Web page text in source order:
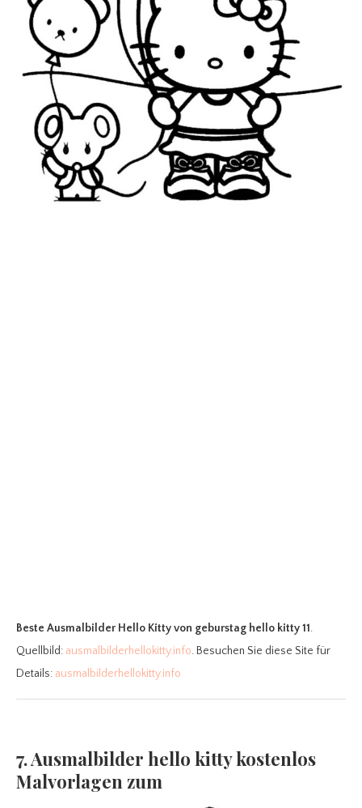
Beste Ausmalbilder Hello Kittyvon geburstag hello kitty 11.
Quellbild: ausmalbilderhellokitty.info. Besuchen Sie diese Site für
Details: ausmalbilderhellokitty.info
7. Ausmalbilder hello kitty kostenlos
Malvorlagen zum